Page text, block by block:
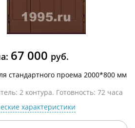
67 000 руб.
стандартного проема 2000*800 мм
2 контура. Готовность: 72 часа
характеристики